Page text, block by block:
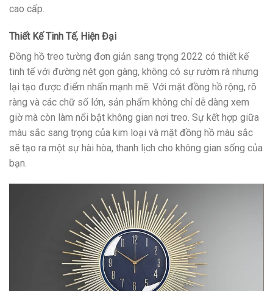
cao cấp.
Thiết Kế Tinh Tế, Hiện Đại
Đồng hồ treo tường đơn giản sang trọng 2022 có thiết kế
tinh tế với đường nét gọn gàng, không có sự rườm rà nhưng
lại tạo được điểm nhấn mạnh mẽ. Với mặt đồng hồ rộng, rõ
ràng và các chữ số lớn, sản phẩm không chỉ dễ dàng xem
giờ mà còn làm nổi bật không gian nơi treo. Sự kết hợp giữa
màu sắc sang trọng của kim loại và mặt đồng hồ màu sắc
sẽ tạo ra một sự hài hòa, thanh lịch cho không gian sống của
bạn.